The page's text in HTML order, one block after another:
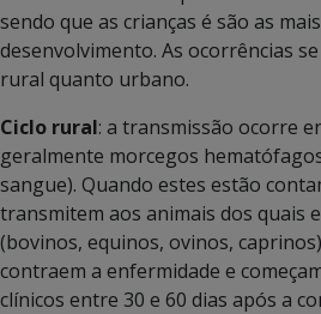
sendo que as crianças é são as
desenvolvimento. As ocorrências
rural quanto urbano.
Ciclo rural: a transmissão ocorre
geralmente morcegos
sangue). Quando estes estão
transmitem aos animais dos quais
(bovinos, equinos, ovinos,
contraem a enfermidade e
clínicos entre 30 e 60 dias após a